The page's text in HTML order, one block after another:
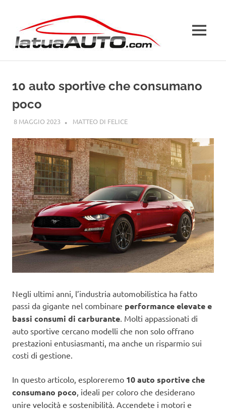
contenuto
MENU
10 auto sportive che consumano
poco
8 MAGGIO 2023 MATTEO DI FELICEFORD
Negli ultimi anni, l’industria automobilistica ha fatto
passi da gigante nel combinare performance elevate e
bassi consumi di carburante. Molti appassionati di
auto sportive cercano modelli che non solo offrano
prestazioni entusiasmanti, ma anche un risparmio sui
costi di gestione.
In questo articolo, esploreremo 10 auto sportive che
consumano poco, ideali per coloro che desiderano
unire velocità e sostenibilità. Accendete i motori e